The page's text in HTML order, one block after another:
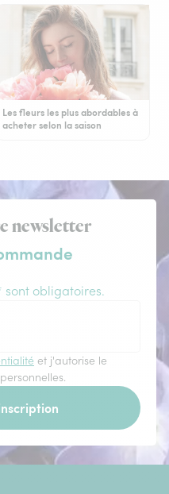
Les fleurs les plus abordables à
acheter selon la saison
newsletter
sont obligatoires.
et j'autorise le